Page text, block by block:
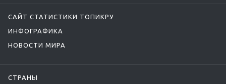
САЙТ СТАТИСТИКИ ТОПИКРУ
ИНФОГРАФИКА
НОВОСТИ МИРА
СТРАНЫ